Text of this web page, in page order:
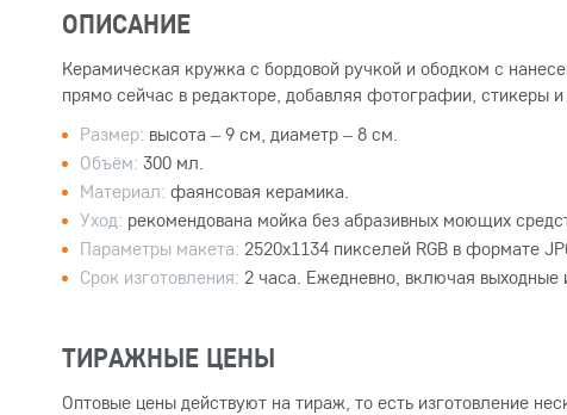
ОПИСАНИЕ
Керамическая кружка с бордовой ручкой и ободком с
прямо сейчас в редакторе, добавляя фотографии, стикеры и
Размер: высота – 9 см, диаметр – 8 см.
Объём: 300 мл.
Материал: фаянсовая керамика.
Уход: рекомендована мойка без абразивных моющих
Параметры макета: 2520x1134 пикселей RGB в формате
Срок изготовления: 2 часа. Ежедневно, включая выходные
ТИРАЖНЫЕ ЦЕНЫ
Оптовые цены действуют на тираж, то есть изготовление